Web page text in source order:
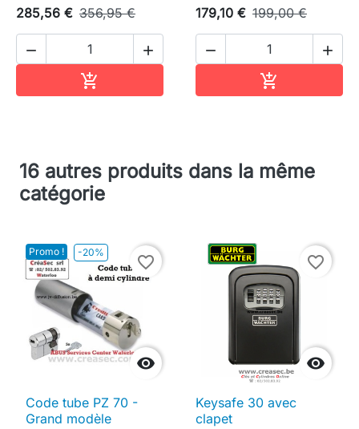
285,56 € 356,95 €
 

179,10 € 199,00 €
 

16 autres produits dans la même
catégorie
Promo ! -20%

favorite_border
Code tube PZ 70 -
Grand modèle

favorite_border
Keysafe 30 avec
clapet